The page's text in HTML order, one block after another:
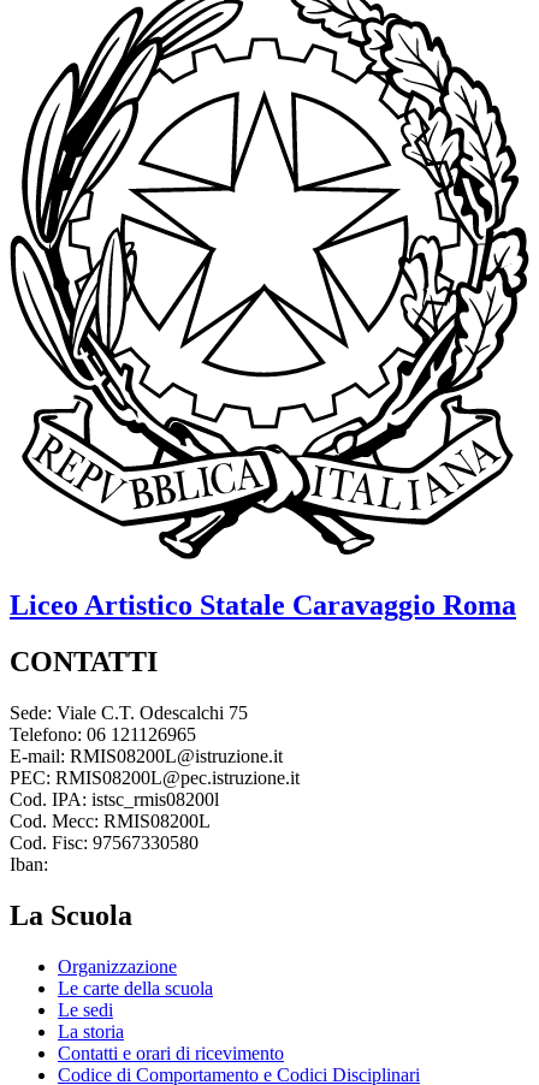
Liceo Artistico Statale Caravaggio Roma
CONTATTI
Sede: Viale C.T. Odescalchi 75
Telefono: 06 121126965
E-mail: RMIS08200L@istruzione.it
PEC: RMIS08200L@pec.istruzione.it
Cod. IPA: istsc_rmis08200l
Cod. Mecc: RMIS08200L
Cod. Fisc: 97567330580
Iban:
La Scuola
Organizzazione
Le carte della scuola
Le sedi
La storia
Contatti e orari di ricevimento
Codice di Comportamento e Codici Disciplinari